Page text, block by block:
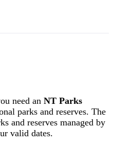
need an NT Parks
parks and reserves. The
and reserves managed by
valid dates.